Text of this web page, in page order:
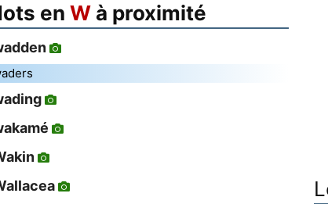
enW à proximité